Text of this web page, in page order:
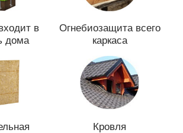
в
дома
Огнебиозащита всего
каркаса
Кровля